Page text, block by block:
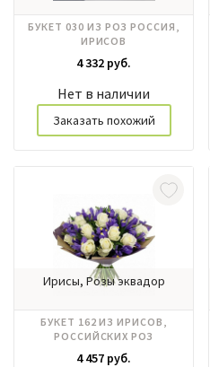
БУКЕТ 030 ИЗ РОЗ РОССИЯ,
ИРИСОВ
4 332 руб.
Нет в наличии
Заказать похожий
Ирисы, Розы эквадор
БУКЕТ 162 ИЗ ИРИСОВ,
РОССИЙСКИХ РОЗ
4 457 руб.